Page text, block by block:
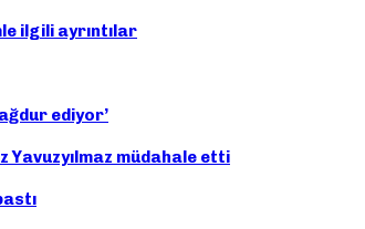
ilgili ayrıntılar
ediyor’
Yavuzyılmaz müdahale etti